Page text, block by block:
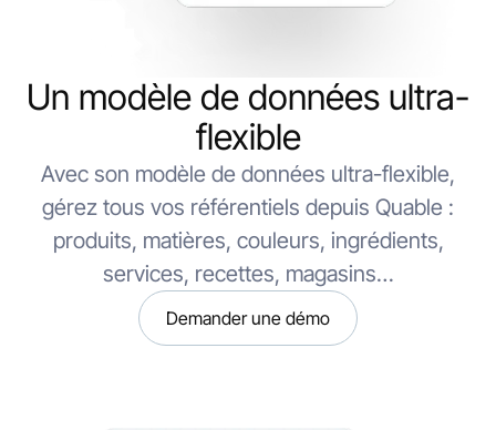
Un modèle de données ultra-
flexible
Avec son modèle de données ultra-flexible,
gérez tous vos référentiels depuis Quable :
produits, matières, couleurs, ingrédients,
services, recettes, magasins…
Demander une démo